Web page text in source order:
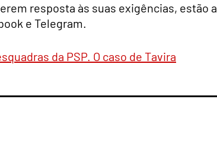
resposta às suas exigências, estão a
e Telegram.
da PSP. O caso de Tavira